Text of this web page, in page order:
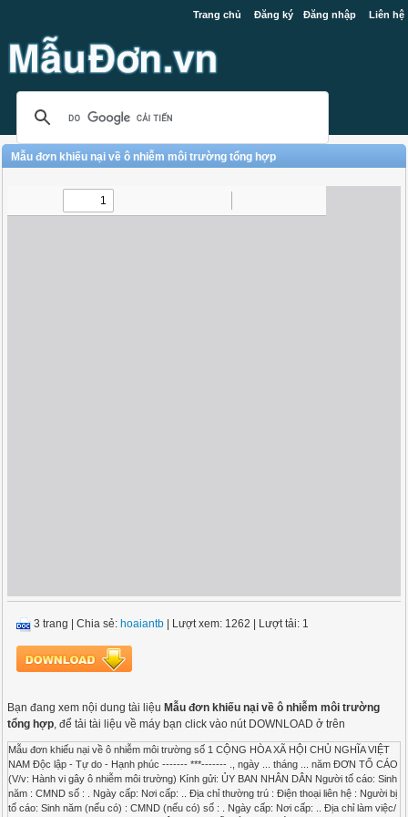
Trang chủ Đăng ký Đăng nhập Liên hệ
Mẫu đơn khiếu nại về ô nhiễm môi trường tổng hợp
3 trang |Chia sẻ: hoaiantb | Lượt xem: 1262 | Lượt tải: 1
Bạn đang xem nội dung tài liệu Mẫu đơn khiếu nại về ô nhiễm môi trường
tổng hợp, để tải tài liệu về máy bạn click vào nút DOWNLOAD ở trên
Mẫu đơn khiếu nại về ô nhiễm môi trường số 1 CỘNG HÒA XÃ HỘI CHỦ NGHĨA VIỆT
NAM Độc lập - Tự do - Hạnh phúc ------- ***------- ., ngày ... tháng ... năm ĐƠN TỐ CÁO
(V/v: Hành vi gây ô nhiễm môi trường) Kính gửi: ỦY BAN NHÂN DÂN Người tố cáo: Sinh
năm : CMND số : . Ngày cấp: Nơi cấp: .. Địa chỉ thường trú : Điện thoại liên hệ : Người bị
tố cáo: Sinh năm (nếu có) : CMND (nếu có) số : . Ngày cấp: Nơi cấp: .. Địa chỉ làm việc/